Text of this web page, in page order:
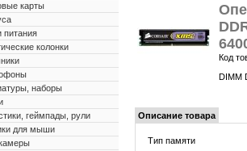
карты
питания
колонки
наборы
геймпады, рули
для мыши
Код
DIMM
Описание товара
Тип памяти